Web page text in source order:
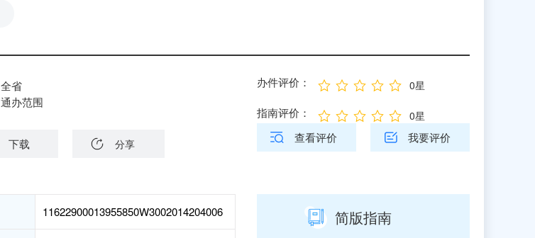
全省
通办范围
下载 分享
办件评价： 0星
指南评价： 0星
查看评价 我要评价
11622900013955850W3002014204006 简版指南